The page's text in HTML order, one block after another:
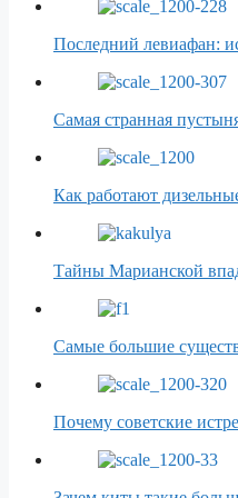
Последний левиафан:
Самая странная
Как работают
Тайны Марианской
Самые большие
Почему советские